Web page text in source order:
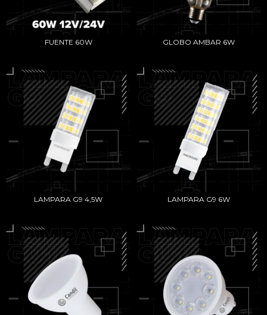
FUENTE 60W GLOBO AMBAR 6W
LAMPARA G9 4,5W LAMPARA G9 6W